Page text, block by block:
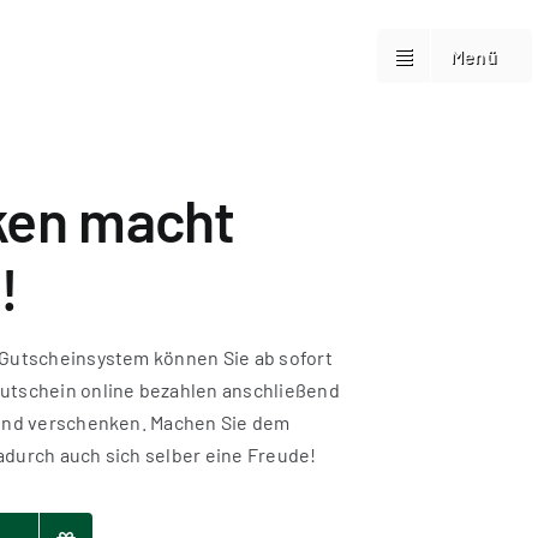
Menü
Menü
macht
können Sie ab sofort
online bezahlen anschließend
verschenken. Machen Sie dem
auch sich selber eine Freude!